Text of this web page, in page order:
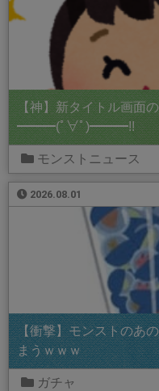
【神】新タイトル画面
━━━(ﾟ∀ﾟ)━━━!!
モンストニュース
2026.08.01
【衝撃】モンストのあ
まうｗｗｗ
ガチャ